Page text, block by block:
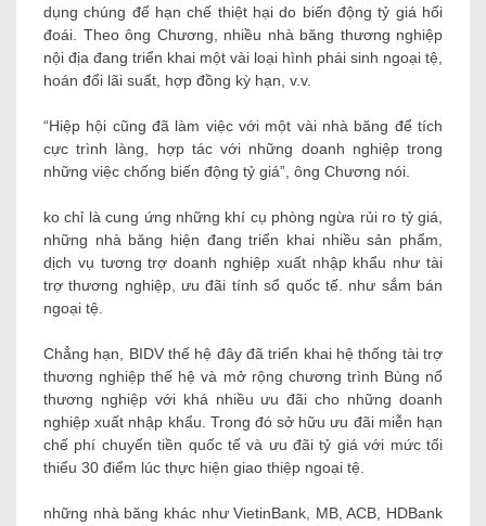
dụng chúng để hạn chế thiệt hại do biến động tỷ giá hối
đoái. Theo ông Chương, nhiều nhà băng thương nghiệp
nội địa đang triển khai một vài loại hình phái sinh ngoại tệ,
hoán đổi lãi suất, hợp đồng kỳ hạn, v.v.
“Hiệp hội cũng đã làm việc với một vài nhà băng để tích
cực trình làng, hợp tác với những doanh nghiệp trong
những việc chống biến động tỷ giá”, ông Chương nói.
ko chỉ là cung ứng những khí cụ phòng ngừa rủi ro tỷ giá,
những nhà băng hiện đang triển khai nhiều sản phẩm,
dịch vụ tương trợ doanh nghiệp xuất nhập khẩu như tài
trợ thương nghiệp, ưu đãi tính sổ quốc tế. như sắm bán
ngoại tệ.
Chẳng hạn, BIDV thế hệ đây đã triển khai hệ thống tài trợ
thương nghiệp thế hệ và mở rộng chương trình Bùng nổ
thương nghiệp với khá nhiều ưu đãi cho những doanh
nghiệp xuất nhập khẩu. Trong đó sở hữu ưu đãi miễn hạn
chế phí chuyển tiền quốc tế và ưu đãi tỷ giá với mức tối
thiểu 30 điểm lúc thực hiện giao thiệp ngoại tệ.
những nhà băng khác như VietinBank, MB, ACB, HDBank